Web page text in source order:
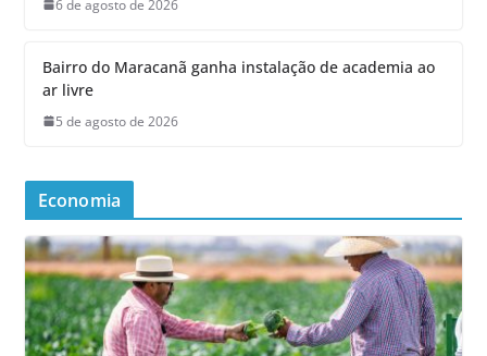
6 de agosto de 2026
Bairro do Maracanã ganha instalação de academia ao
ar livre
5 de agosto de 2026
Economia